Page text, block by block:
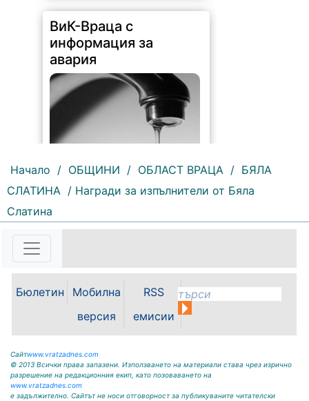
ВиК-Враца с
информация за
авария
212 | 2026-08-07 10:31:48
"Водоснабдяване и канализация“
ООД – Враца уведомява своите
възникнала аварийна ситуация е
спряно водоподаването в
ул."Никола Вапцаров" днес
07.08.2026г. до отстраняване на
аварията. Тел.: 092 66 11 19 Тел.:
0889 316...
Начало / ОБЩИНИ / ОБЛАСТ ВРАЦА / БЯЛА
СЛАТИНА / Награди за изпълнители от Бяла
Слатина
Бюлетин
Мобилна
версия
RSS
емисии
Сайтwww.vratzadnes.com
© 2013 Всички права запазени. Използването на материали става чрез изрично
разрешение на редакционния екип, като позоваването на
www.vratzadnes.com
е задължително. Сайтът не носи отговорност за публикуваните читателски